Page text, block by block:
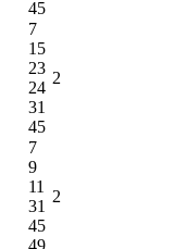
45
7
15
23
24
31
45
2
7
9
11
31
45
49
2